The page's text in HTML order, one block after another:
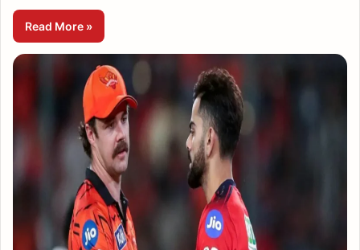
Read More »